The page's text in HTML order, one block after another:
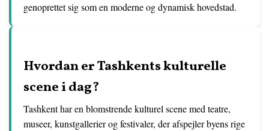
genoprettet sig som en moderne og dynamisk hovedstad.
Hvordan er Tashkents kulturelle
scene i dag?
Tashkent har en blomstrende kulturel scene med teatre,
museer, kunstgallerier og festivaler, der afspejler byens rige